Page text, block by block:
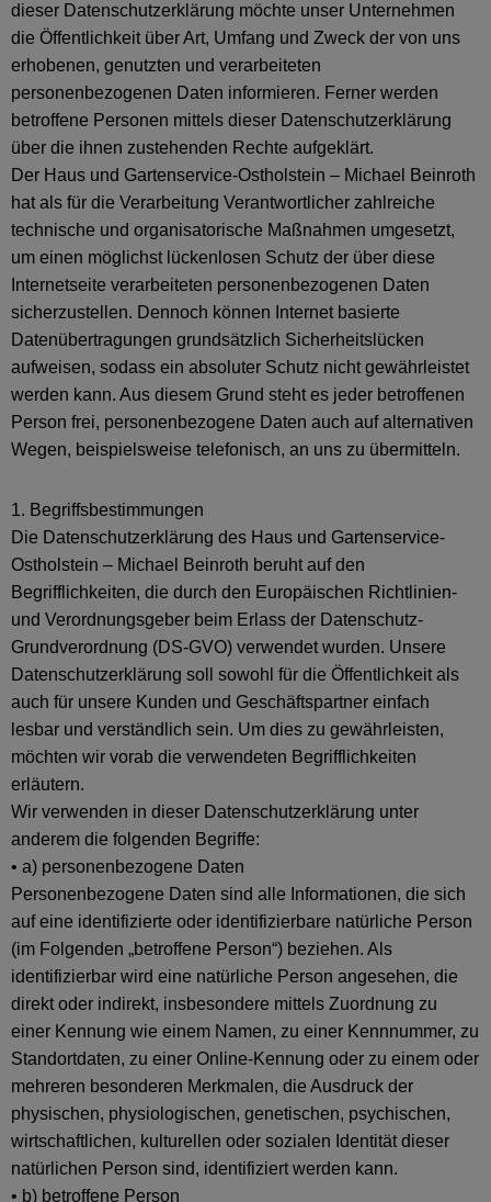
dieser Datenschutzerklärung möchte unser Unternehmen
die Öffentlichkeit über Art, Umfang und Zweck der von uns
erhobenen, genutzten und verarbeiteten
personenbezogenen Daten informieren. Ferner werden
betroffene Personen mittels dieser Datenschutzerklärung
über die ihnen zustehenden Rechte aufgeklärt.
Der Haus und Gartenservice-Ostholstein – Michael Beinroth
hat als für die Verarbeitung Verantwortlicher zahlreiche
technische und organisatorische Maßnahmen umgesetzt,
um einen möglichst lückenlosen Schutz der über diese
Internetseite verarbeiteten personenbezogenen Daten
sicherzustellen. Dennoch können Internet basierte
Datenübertragungen grundsätzlich Sicherheitslücken
aufweisen, sodass ein absoluter Schutz nicht gewährleistet
werden kann. Aus diesem Grund steht es jeder betroffenen
Person frei, personenbezogene Daten auch auf alternativen
Wegen, beispielsweise telefonisch, an uns zu übermitteln.
1. Begriffsbestimmungen
Die Datenschutzerklärung des Haus und Gartenservice-
Ostholstein – Michael Beinroth beruht auf den
Begrifflichkeiten, die durch den Europäischen Richtlinien-
und Verordnungsgeber beim Erlass der Datenschutz-
Grundverordnung (DS-GVO) verwendet wurden. Unsere
Datenschutzerklärung soll sowohl für die Öffentlichkeit als
auch für unsere Kunden und Geschäftspartner einfach
lesbar und verständlich sein. Um dies zu gewährleisten,
möchten wir vorab die verwendeten Begrifflichkeiten
erläutern.
Wir verwenden in dieser Datenschutzerklärung unter
anderem die folgenden Begriffe:
• a) personenbezogene Daten
Personenbezogene Daten sind alle Informationen, die sich
auf eine identifizierte oder identifizierbare natürliche Person
(im Folgenden „betroffene Person“) beziehen. Als
identifizierbar wird eine natürliche Person angesehen, die
direkt oder indirekt, insbesondere mittels Zuordnung zu
einer Kennung wie einem Namen, zu einer Kennnummer, zu
Standortdaten, zu einer Online-Kennung oder zu einem oder
mehreren besonderen Merkmalen, die Ausdruck der
physischen, physiologischen, genetischen, psychischen,
wirtschaftlichen, kulturellen oder sozialen Identität dieser
natürlichen Person sind, identifiziert werden kann.
• b) betroffene Person